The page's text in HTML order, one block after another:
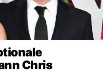
Chris